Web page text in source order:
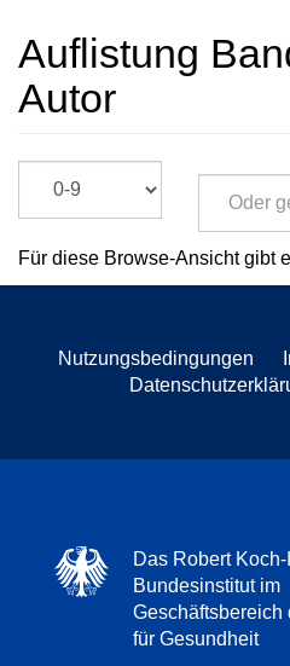
Auflistung
Autor
Für diese Browse-Ansicht gibt
Nutzungsbedingungen
Das Robert
Bundesinstitut im
Geschäftsbereich
für Gesundheit